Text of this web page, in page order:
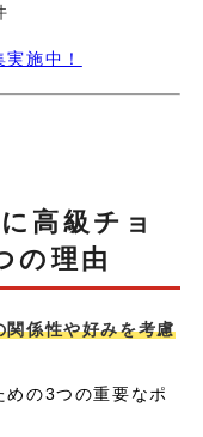
施中！
高級チョ
の理由
関係性や好みを考慮
めの3つの重要なポ